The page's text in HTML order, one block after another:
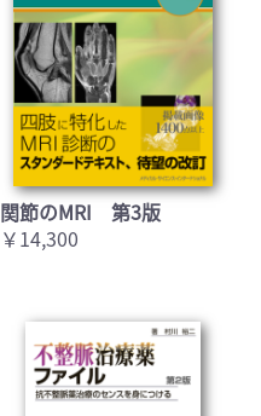
関節のMRI 第3版
￥14,300